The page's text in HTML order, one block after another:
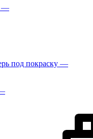
—
под покраску —